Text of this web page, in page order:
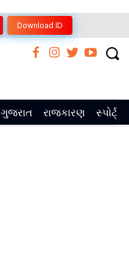
Download ID
ગુજરાત રાજકારણ સ્પોર્ટ્સ